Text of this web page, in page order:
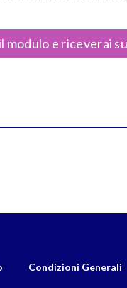
modulo e riceverai
Condizioni Generali